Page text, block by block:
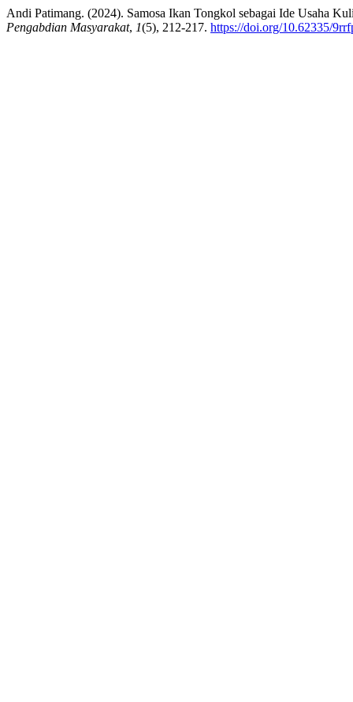
Andi Patimang. (2024). Samosa Ikan Tongkol sebagai Ide Usaha
Pengabdian Masyarakat, 1(5), 212-217. https://doi.org/10.62335/